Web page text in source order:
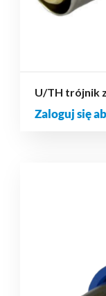
U/TH trójnik
Zaloguj się